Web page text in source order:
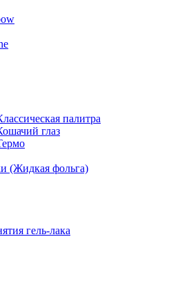
палитра
глаз
(Жидкая фольга)
гель-лака